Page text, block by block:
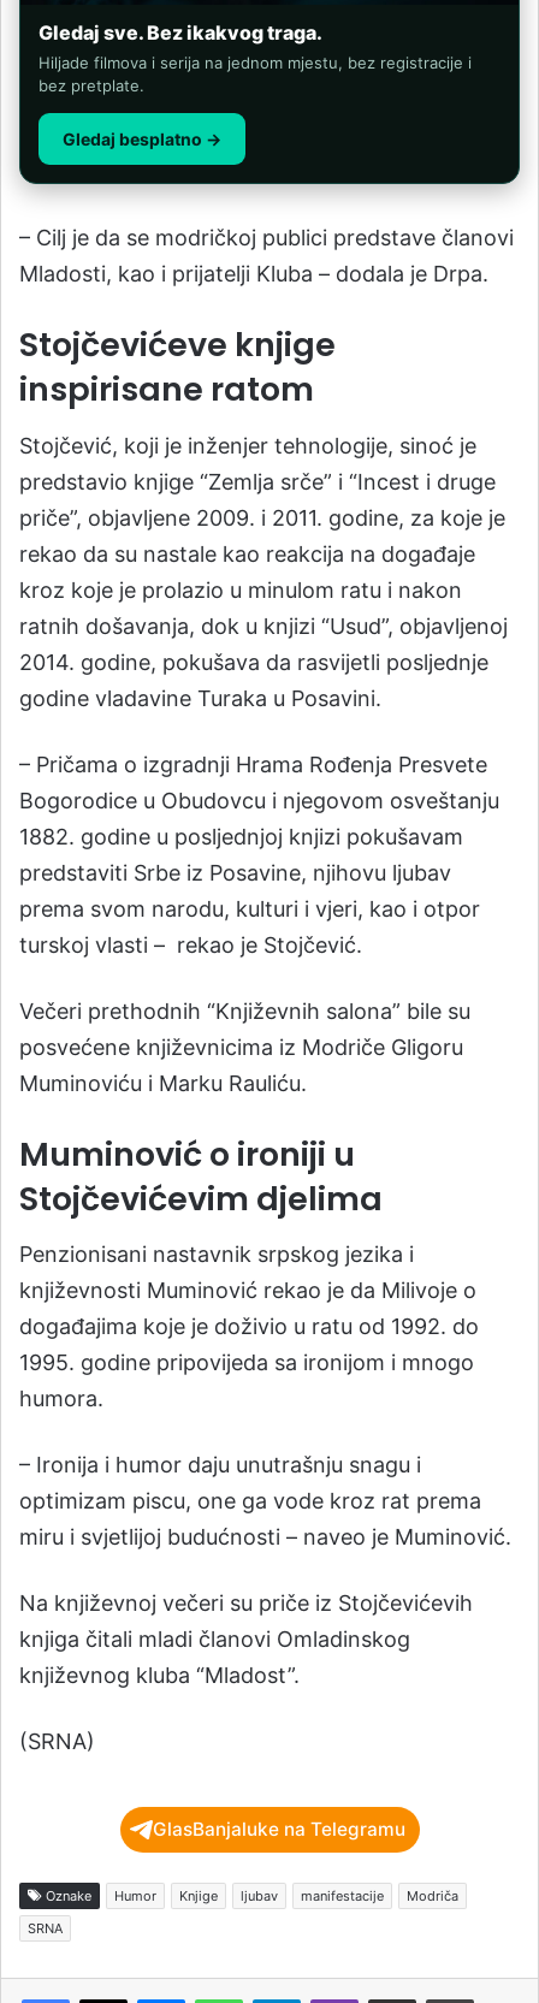
Gledaj sve. Bez ikakvog traga.
Hiljade filmova i serija na jednom mjestu, bez registracije i
bez pretplate.
Gledaj besplatno →
– Cilj je da se modričkoj publici predstave članovi
Mladosti, kao i prijatelji Kluba – dodala je Drpa.
Stojčevićeve knjige
inspirisane ratom
Stojčević, koji je inženjer tehnologije, sinoć je
predstavio knjige “Zemlja srče” i “Incest i druge
priče”, objavljene 2009. i 2011. godine, za koje je
rekao da su nastale kao reakcija na događaje
kroz koje je prolazio u minulom ratu i nakon
ratnih došavanja, dok u knjizi “Usud”, objavljenoj
2014. godine, pokušava da rasvijetli posljednje
godine vladavine Turaka u Posavini.
– Pričama o izgradnji Hrama Rođenja Presvete
Bogorodice u Obudovcu i njegovom osveštanju
1882. godine u posljednjoj knjizi pokušavam
predstaviti Srbe iz Posavine, njihovu ljubav
prema svom narodu, kulturi i vjeri, kao i otpor
turskoj vlasti – rekao je Stojčević.
Večeri prethodnih “Književnih salona” bile su
posvećene književnicima iz Modriče Gligoru
Muminoviću i Marku Rauliću.
Muminović o ironiji u
Stojčevićevim djelima
Penzionisani nastavnik srpskog jezika i
književnosti Muminović rekao je da Milivoje o
događajima koje je doživio u ratu od 1992. do
1995. godine pripovijeda sa ironijom i mnogo
humora.
– Ironija i humor daju unutrašnju snagu i
optimizam piscu, one ga vode kroz rat prema
miru i svjetlijoj budućnosti – naveo je Muminović.
Na književnoj večeri su priče iz Stojčevićevih
knjiga čitali mladi članovi Omladinskog
književnog kluba “Mladost”.
(SRNA)
GlasBanjaluke na Telegramu
Oznake Humor Knjige ljubav manifestacije
Modriča
SRNA